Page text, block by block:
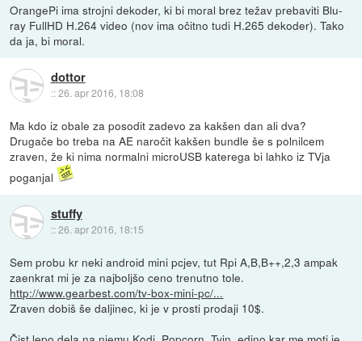
OrangePi ima strojni dekoder, ki bi moral brez težav prebaviti Blu-
ray FullHD H.264 video (nov ima očitno tudi H.265 dekoder). Tako
da ja, bi moral.
dottor
::26. apr 2016, 18:08
Ma kdo iz obale za posodit zadevo za kakšen dan ali dva?
Drugače bo treba na AE naročit kakšen bundle še s polnilcem
zraven, že ki nima normalni microUSB katerega bi lahko iz TVja
poganjal
stuffy
::26. apr 2016, 18:15
Sem probu kr neki android mini pcjev, tut Rpi A,B,B++,2,3 ampak
zaenkrat mi je za najboljšo ceno trenutno tole.
http://www.gearbest.com/tv-box-mini-pc/...
Zraven dobiš še daljinec, ki je v prosti prodaji 10$.